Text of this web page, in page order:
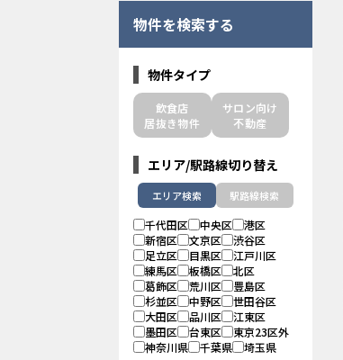
物件を検索する
物件タイプ
飲食店
居抜き物件
サロン向け
不動産
エリア/駅路線切り替え
エリア検索 駅路線検索
千代田区 中央区
港区
新宿区
文京区
渋谷区
足立区
目黒区
江戸川区
練馬区
板橋区
北区
葛飾区
荒川区
豊島区
杉並区
中野区
世田谷区
大田区
品川区
江東区
墨田区
台東区
東京23区外
神奈川県
千葉県 埼玉県